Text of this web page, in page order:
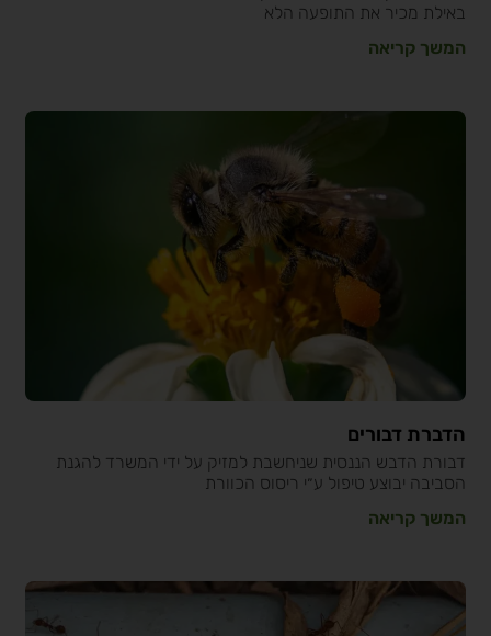
באילת מכיר את התופעה הלא
המשך קריאה
הדברת דבורים
דבורת הדבש הננסית שניחשבת למזיק על ידי המשרד להגנת
הסביבה יבוצע טיפול ע״י ריסוס הכוורת
המשך קריאה